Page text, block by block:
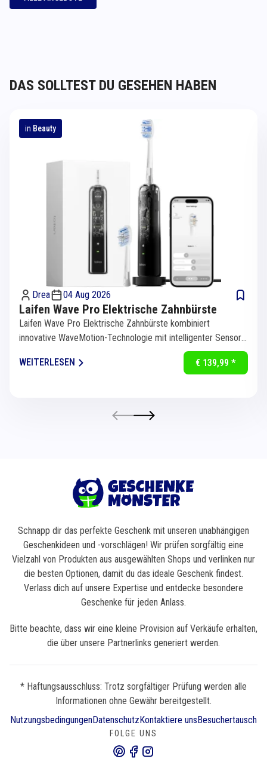
DAS SOLLTEST DU GESEHEN HABEN
in Beauty
Drea 04 Aug 2026
Laifen Wave Pro Elektrische Zahnbürste
Laifen Wave Pro Elektrische Zahnbürste kombiniert
innovative WaveMotion-Technologie mit intelligenter Sensorik
WEITERLESEN
€ 139,99 *
Schnapp dir das perfekte Geschenk mit unseren unabhängigen
Geschenkideen und -vorschlägen! Wir prüfen sorgfältig eine
Vielzahl von Produkten aus ausgewählten Shops und verlinken nur
die besten Optionen, damit du das ideale Geschenk findest.
Verlass dich auf unsere Expertise und entdecke besondere
Geschenke für jeden Anlass.
Bitte beachte, dass wir eine kleine Provision auf Verkäufe erhalten,
die über unsere Partnerlinks generiert werden.
* Haftungsausschluss: Trotz sorgfältiger Prüfung werden alle
Informationen ohne Gewähr bereitgestellt.
NutzungsbedingungenDatenschutzKontaktiere unsBesuchertausch
FOLGE UNS